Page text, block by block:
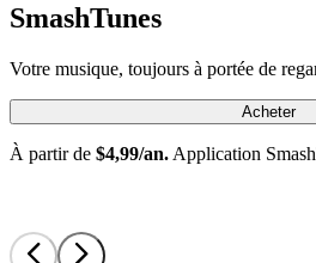
SmashTunes
Votre musique, toujours à portée de
Acheter
À partir de $4,99/an. Application